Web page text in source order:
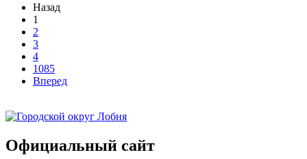
Назад
1
2
3
4
1085
Вперед
Официальный сайт